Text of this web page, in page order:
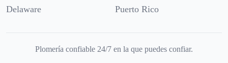
Delaware Puerto Rico
Plomería confiable 24/7 en la que puedes confiar.